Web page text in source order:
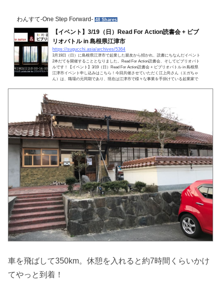
わんすて-One Step Forward- 48 Shares
【イベント】3/19（日）Read For Action読書会 + ビブ
リオバトル in 島根県江津市
https://sugucchi.asia/archives/5364
3月19日（日）に島根県江津市で起業した親友から招かれ、読書にちなんだイベント
2本だてを開催することとなりました。Read For Action読書会、そしてビブリオバト
ルです！【イベント】3/19（日）Read For Action読書会 + ビブリオバトル in 島根県
江津市イベント申し込みはこちら！今回共催させていただく江上尚さん（エガちゃ
ん）は、職場の元同期であり、現在は江津市で様々な事業を手掛けている起業家で
ながら、グロービス大学院でMBA取得し、売れっ子...
車を飛ばして350km。休憩を入れると約7時間くらいかけ
てやっと到着！